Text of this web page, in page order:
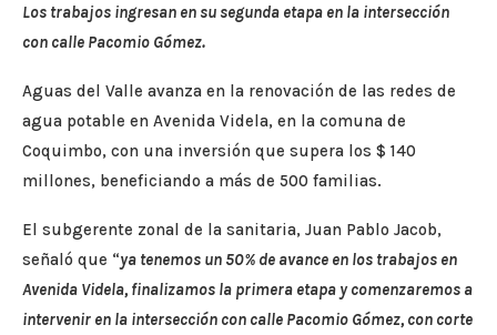
Los trabajos ingresan en su segunda etapa en la intersección
con calle Pacomio Gómez.
Aguas del Valle avanza en la renovación de las redes de
agua potable en Avenida Videla, en la comuna de
Coquimbo, con una inversión que supera los $ 140
millones, beneficiando a más de 500 familias.
El subgerente zonal de la sanitaria, Juan Pablo Jacob,
señaló que “ya tenemos un 50% de avance en los trabajos en
Avenida Videla, finalizamos la primera etapa y comenzaremos a
intervenir en la intersección con calle Pacomio Gómez, con corte